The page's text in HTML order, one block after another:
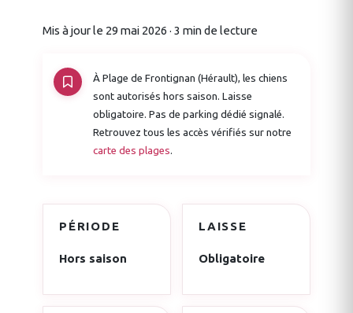
Mis à jour le 29 mai 2026 · 3 min de lecture
À Plage de Frontignan (Hérault), les chiens
sont autorisés hors saison. Laisse
obligatoire. Pas de parking dédié signalé.
Retrouvez tous les accès vérifiés sur notre
carte des plages.
PÉRIODE
Hors saison
LAISSE
Obligatoire